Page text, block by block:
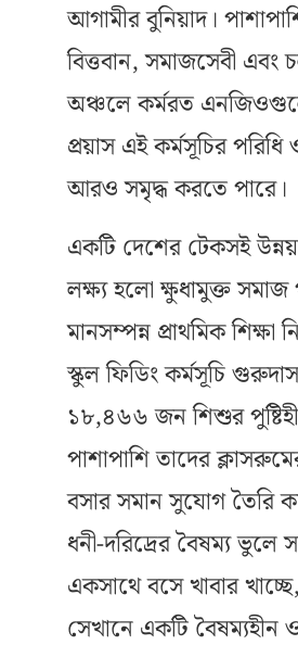
আগামীর বুনিয়াদ।
বিত্তবান, সমাজসেবী এবং
অঞ্চলে কর্মরত
প্রয়াস এই কর্মসূচির
আরও সমৃদ্ধ করতে পারে।
একটি দেশের টেকসই
লক্ষ্য হলো ক্ষুধামুক্ত
মানসম্পন্ন প্রাথমিক শিক্ষা
স্কুল ফিডিং কর্মসূচি
১৮,৪৬৬ জন শিশুর
পাশাপাশি তাদের
বসার সমান সুযোগ তৈরি
ধনী-দরিদ্রের বৈষম্য
একসাথে বসে খাবার
সেখানে একটি বৈষম্যহীন